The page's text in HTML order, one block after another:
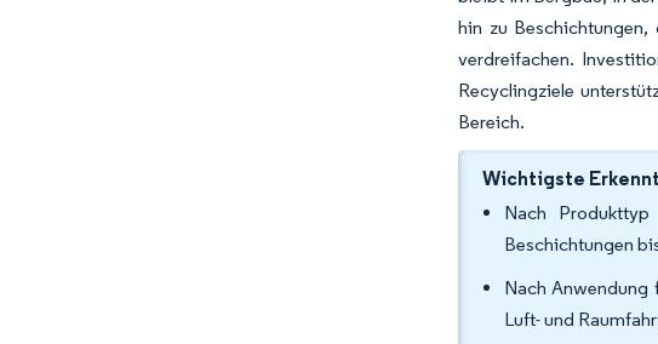
hin zu
verdreifachen.
Recyclingziele
Bereich.
Wichtigste
Nach
Beschichtungen
Nach Anwendung
Luft- und